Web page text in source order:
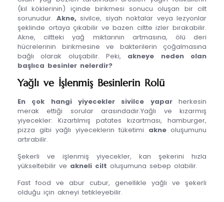
(kıl köklerinin) içinde birikmesi sonucu oluşan bir cilt
sorunudur. Akne, sivilce, siyah noktalar veya lezyonlar
şeklinde ortaya çıkabilir ve bazen ciltte izler bırakabilir.
Akne, ciltteki yağ miktarının artmasına, ölü deri
hücrelerinin birikmesine ve bakterilerin çoğalmasına
bağlı olarak oluşabilir. Peki, akneye neden olan
başlıca besinler nelerdir?
Yağlı ve İşlenmiş Besinlerin Rolü
En çok hangi yiyecekler sivilce yapar herkesin
merak ettiği sorular arasındadır.Yağlı ve kızarmış
yiyecekler: Kızartılmış patates kızartması, hamburger,
pizza gibi yağlı yiyeceklerin tüketimi akneoluşumunu
artırabilir.
Şekerli ve işlenmiş yiyecekler, kan şekerini hızla
yükseltebilir ve akneli cilt oluşumuna sebep olabilir.
Fast food ve abur cubur, genellikle yağlı ve şekerli
olduğu için akneyi tetikleyebilir.